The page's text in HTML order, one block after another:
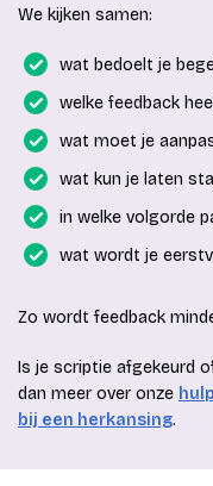
We kijken samen:
wat bedoelt je
welke feedback
wat moet je
wat kun je laten
in welke volgorde
wat wordt je
Zo wordt feedback
Is je scriptie afgekeurd
dan meer over onze
bij een herkansing.